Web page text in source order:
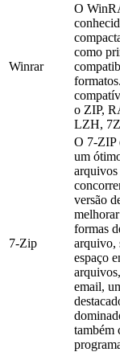
Winrar
O
como
o ZIP,
LZH,
7-Zip
O 7-ZIP
um
arquivos
versão
formas
arquivo,
espaço
email,
também